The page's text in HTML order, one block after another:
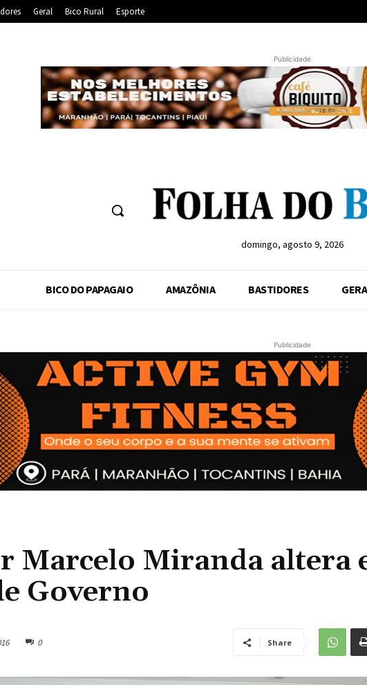
Geral Bico Rural Esporte
Publicidade
domingo, agosto 9, 2026
BICO DO PAPAGAIO AMAZÔNIA BASTIDORES
Publicidade
Marcelo Miranda altera
Governo
0 Share